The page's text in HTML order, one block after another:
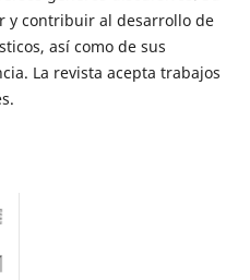
y contribuir al desarrollo de
así como de sus
La revista acepta trabajos